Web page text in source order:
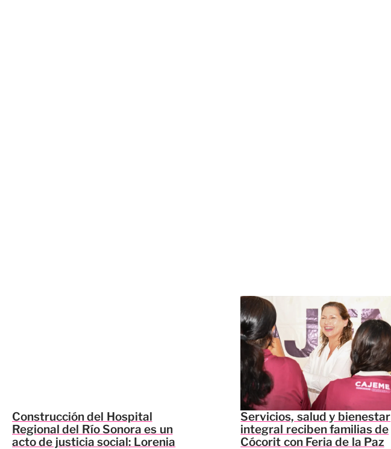
Construcción del Hospital
Regional del Río Sonora es un
acto de justicia social: Lorenia
Servicios, salud y bienestar
integral reciben familias de
Cócorit con Feria de la Paz